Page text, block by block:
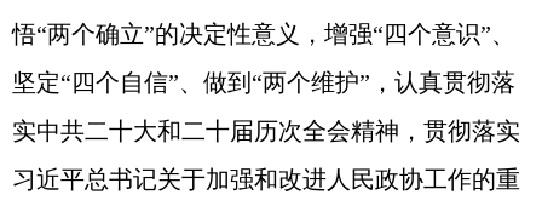
悟“两个确立”的决定性意义，增强“四个意识”、
坚定“四个自信”、做到“两个维护”，认真贯彻落
实中共二十大和二十届历次全会精神，贯彻落实
习近平总书记关于加强和改进人民政协工作的重